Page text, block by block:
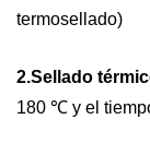
termosellado)
2.Sellado
180 ℃ y el